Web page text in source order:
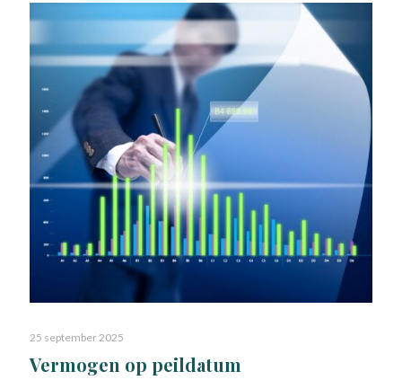
25 september 2025
Vermogen op peildatum